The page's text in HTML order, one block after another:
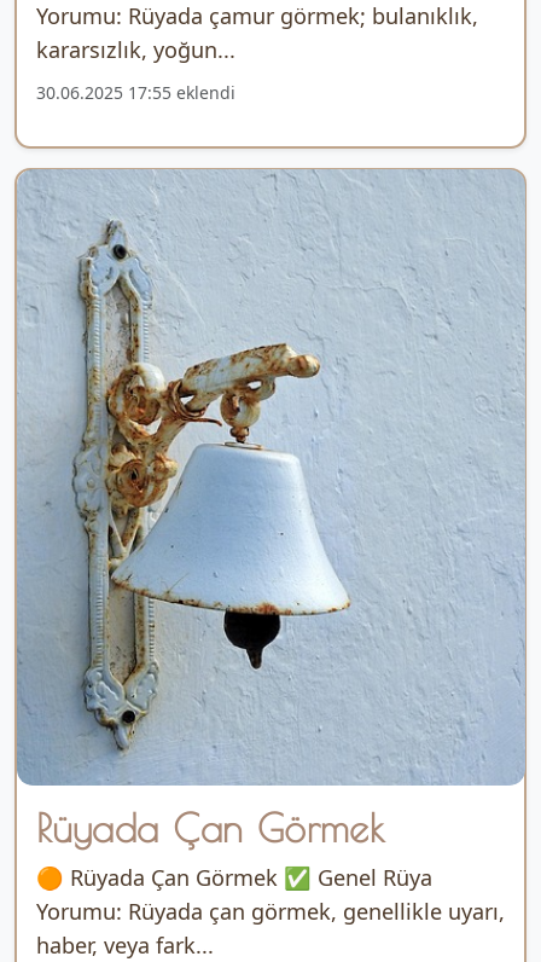
Yorumu: Rüyada çamur görmek; bulanıklık,
kararsızlık, yoğun...
30.06.2025 17:55 eklendi
Rüyada Çan Görmek
🟠 Rüyada Çan Görmek ✅ Genel Rüya
Yorumu: Rüyada çan görmek, genellikle uyarı,
haber, veya fark...